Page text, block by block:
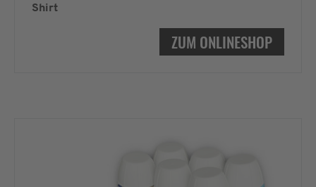
Shirt
ZUM ONLINESHOP